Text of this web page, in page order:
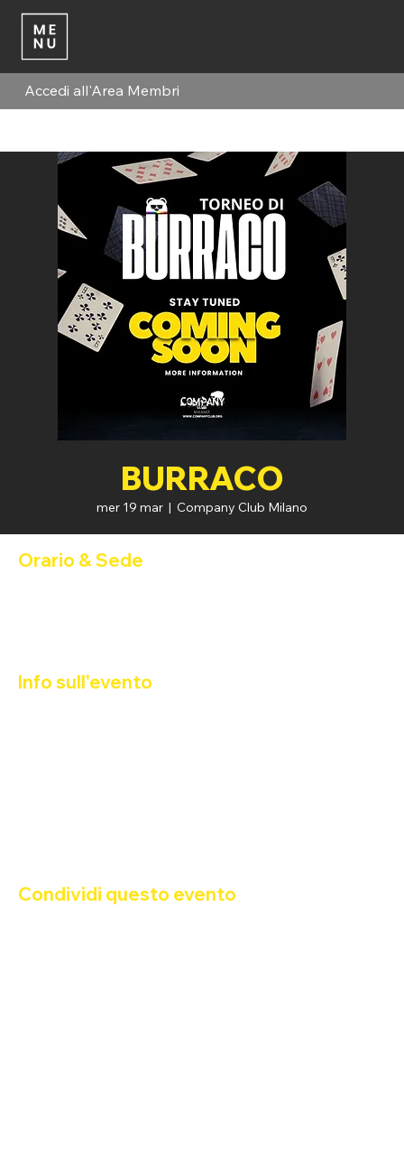
BURRACO
mer 19 mar
  |
Company Club Milano
Orario & Sede
Info sull'evento
Condividi questo evento
Accedi all'Area Membri